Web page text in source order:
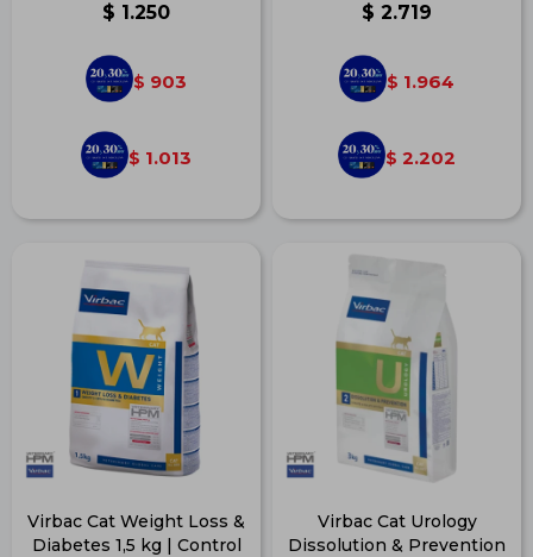
$ 1.250
$ 903
$ 1.013
$ 2.719
$ 1.964
$ 2.202
Virbac Cat Weight Loss &
Diabetes 1,5 kg | Control
Virbac Cat Urology
Dissolution & Prevention